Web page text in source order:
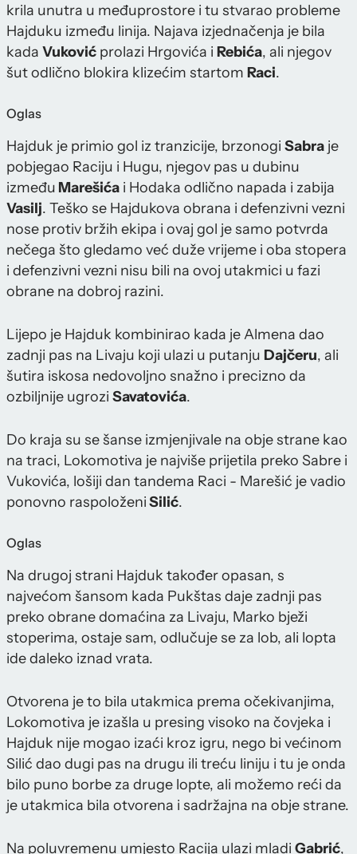
krila unutra u međuprostore i tu stvarao probleme
Hajduku između linija. Najava izjednačenja je bila
kada Vuković prolazi Hrgovića i Rebića, ali njegov
šut odlično blokira klizećim startom Raci.
Oglas
Hajduk je primio gol iz tranzicije, brzonogi Sabra je
pobjegao Raciju i Hugu, njegov pas u dubinu
između Marešića i Hodaka odlično napada i zabija
Vasilj. Teško se Hajdukova obrana i defenzivni vezni
nose protiv bržih ekipa i ovaj gol je samo potvrda
nečega što gledamo već duže vrijeme i oba stopera
i defenzivni vezni nisu bili na ovoj utakmici u fazi
obrane na dobroj razini.
Lijepo je Hajduk kombinirao kada je Almena dao
zadnji pas na Livaju koji ulazi u putanju Dajčeru, ali
šutira iskosa nedovoljno snažno i precizno da
ozbiljnije ugrozi Savatovića.
Do kraja su se šanse izmjenjivale na obje strane kao
na traci, Lokomotiva je najviše prijetila preko Sabre i
Vukovića, lošiji dan tandema Raci - Marešić je vadio
ponovno raspoloženiSilić.
Oglas
Na drugoj strani Hajduk također opasan, s
najvećom šansom kada Pukštas daje zadnji pas
preko obrane domaćina za Livaju, Marko bježi
stoperima, ostaje sam, odlučuje se za lob, ali lopta
ide daleko iznad vrata.
Otvorena je to bila utakmica prema očekivanjima,
Lokomotiva je izašla u presing visoko na čovjeka i
Hajduk nije mogao izaći kroz igru, nego bi većinom
Silić dao dugi pas na drugu ili treću liniju i tu je onda
bilo puno borbe za druge lopte, ali možemo reći da
je utakmica bila otvorena i sadržajna na obje strane.
Na poluvremenu umjesto Racija ulazi mladi Gabrić,